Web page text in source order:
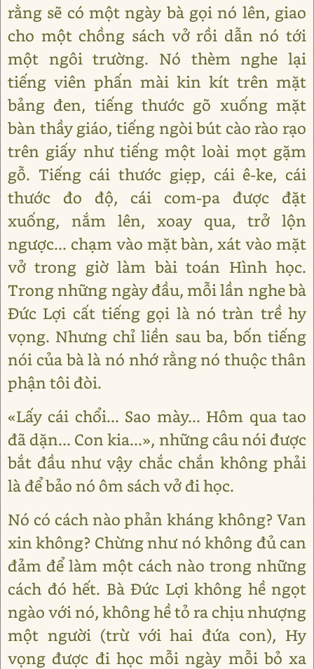
rằng sẽ có một ngày bà gọi nó lên, giao
cho một chồng sách vở rồi dẫn nó tới
một ngôi trường. Nó thèm nghe lại
tiếng viên phấn mài kin kít trên mặt
bảng đen, tiếng thước gõ xuống mặt
bàn thầy giáo, tiếng ngòi bút cào rào rạo
trên giấy như tiếng một loài mọt gặm
gỗ. Tiếng cái thước giẹp, cái ê-ke, cái
thước đo độ, cái com-pa được đặt
xuống, nắm lên, xoay qua, trở lộn
ngược... chạm vào mặt bàn, xát vào mặt
vở trong giờ làm bài toán Hình học.
Trong những ngày đầu, mỗi lần nghe bà
Đức Lợi cất tiếng gọi là nó tràn trề hy
vọng. Nhưng chỉ liền sau ba, bốn tiếng
nói của bà là nó nhớ rằng nó thuộc thân
phận tôi đòi.
«Lấy cái chổi... Sao mày... Hôm qua tao
đã dặn... Con kia...», những câu nói được
bắt đầu như vậy chắc chắn không phải
là để bảo nó ôm sách vở đi học.
Nó có cách nào phản kháng không? Van
xin không? Chừng như nó không đủ can
đảm để làm một cách nào trong những
cách đó hết. Bà Đức Lợi không hề ngọt
ngào với nó, không hề tỏ ra chịu nhượng
một người (trừ với hai đứa con), Hy
vọng được đi học mỗi ngày mỗi bỏ xa